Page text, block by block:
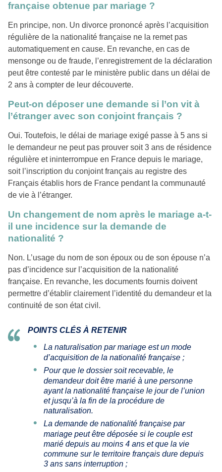
française obtenue par mariage ?
En principe, non. Un divorce prononcé après l’acquisition
régulière de la nationalité française ne la remet pas
automatiquement en cause. En revanche, en cas de
mensonge ou de fraude, l’enregistrement de la déclaration
peut être contesté par le ministère public dans un délai de
2 ans à compter de leur découverte.
Peut-on déposer une demande si l’on vit à
l’étranger avec son conjoint français ?
Oui. Toutefois, le délai de mariage exigé passe à 5 ans si
le demandeur ne peut pas prouver soit 3 ans de résidence
régulière et ininterrompue en France depuis le mariage,
soit l’inscription du conjoint français au registre des
Français établis hors de France pendant la communauté
de vie à l’étranger.
Un changement de nom après le mariage a-t-
il une incidence sur la demande de
nationalité ?
Non. L’usage du nom de son époux ou de son épouse n’a
pas d’incidence sur l’acquisition de la nationalité
française. En revanche, les documents fournis doivent
permettre d’établir clairement l’identité du demandeur et la
continuité de son état civil.
POINTS CLÉS À RETENIR
La naturalisation par mariage est un mode
d’acquisition de la nationalité française ;
Pour que le dossier soit recevable, le
demandeur doit être marié à une personne
ayant la nationalité française le jour de l’union
et jusqu’à la fin de la procédure de
naturalisation.
La demande de nationalité française par
mariage peut être déposée si le couple est
marié depuis au moins 4 ans et que la vie
commune sur le territoire français dure depuis
3 ans sans interruption ;